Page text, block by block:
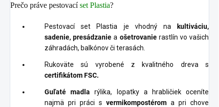
Prečo práve pestovacíset Plastia?
Pestovací set Plastia je vhodný na kultiváciu,
sadenie, presádzanie a ošetrovanierastlín vo vašich
záhradách, balkónov či terasách.
Rukoväte sú vyrobené z kvalitného dreva s
certifikátom FSC.
Guľaté madlarýlika, lopatky a hrabličiek oceníte
najmä pri práci s vermikompostérom a pri chove